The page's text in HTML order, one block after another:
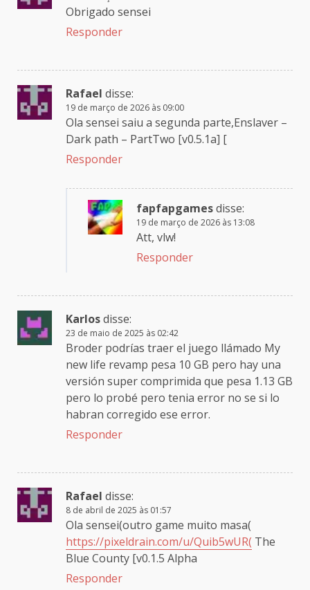
Obrigado sensei
Responder
Rafael disse:
19 de março de 2026 às 09:00
Ola sensei saiu a segunda parte,Enslaver –
Dark path – PartTwo [v0.5.1a] [
Responder
fapfapgamesdisse:
19 de março de 2026 às 13:08
Att, vlw!
Responder
Karlosdisse:
23 de maio de 2025 às 02:42
Broder podrías traer el juego llámado My
new life revamp pesa 10 GB pero hay una
versión super comprimida que pesa 1.13 GB
pero lo probé pero tenia error no se si lo
habran corregido ese error.
Responder
Rafael disse:
8 de abril de 2025 às 01:57
Ola sensei(outro game muito masa(
https://pixeldrain.com/u/Quib5wUR( The
Blue County [v0.1.5 Alpha
Responder